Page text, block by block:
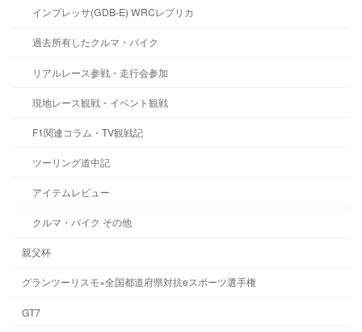
インプレッサ(GDB-E) WRCレプリカ
過去所有したクルマ・バイク
リアルレース参戦・走行会参加
現地レース観戦・イベント観戦
F1関連コラム・TV観戦記
ツーリング道中記
アイテムレビュー
クルマ・バイク その他
親父杯
グランツーリスモ×全国都道府県対抗eスポーツ選手権
GT7